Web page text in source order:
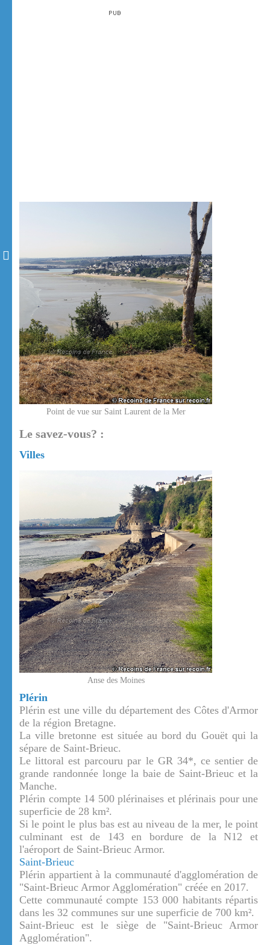
Point de vue sur Saint Laurent de la Mer
Le savez-vous? :
Villes
Anse des Moines
Plérin
Plérin est une ville du département des Côtes d'Armor
de la région Bretagne.
La ville bretonne est située au bord du Gouët qui la
sépare de Saint-Brieuc.
Le littoral est parcouru par le GR 34*, ce sentier de
grande randonnée longe la baie de Saint-Brieuc et la
Manche.
Plérin compte 14 500 plérinaises et plérinais pour une
superficie de 28 km².
Si le point le plus bas est au niveau de la mer, le point
culminant est de 143 en bordure de la N12 et
l'aéroport de Saint-Brieuc Armor.
Saint-Brieuc
Plérin appartient à la communauté d'agglomération de
"Saint-Brieuc Armor Agglomération" créée en 2017.
Cette communauté compte 153 000 habitants répartis
dans les 32 communes sur une superficie de 700 km².
Saint-Brieuc est le siège de "Saint-Brieuc Armor
Agglomération".